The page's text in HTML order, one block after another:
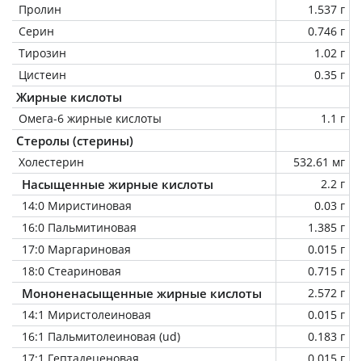
Пролин
1.537 г
Серин
0.746 г
Тирозин
1.02 г
Цистеин
0.35 г
Жирные кислоты
Омега-6 жирные кислоты 1.1 г
Стеролы (стерины)
Холестерин 532.61 мг
Насыщенные жирные кислоты
2.2 г
14:0 Миристиновая
0.03 г
16:0 Пальмитиновая
1.385 г
17:0 Маргариновая
0.015 г
18:0 Стеариновая
0.715 г
Мононенасыщенные жирные кислоты
2.572 г
14:1 Миристолеиновая
0.015 г
16:1 Пальмитолеиновая (ud)
0.183 г